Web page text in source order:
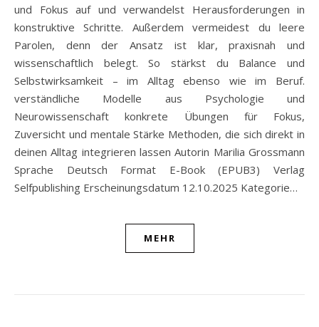
und Fokus auf und verwandelst Herausforderungen in
konstruktive Schritte. Außerdem vermeidest du leere
Parolen, denn der Ansatz ist klar, praxisnah und
wissenschaftlich belegt. So stärkst du Balance und
Selbstwirksamkeit – im Alltag ebenso wie im Beruf.
verständliche Modelle aus Psychologie und
Neurowissenschaft konkrete Übungen für Fokus,
Zuversicht und mentale Stärke Methoden, die sich direkt in
deinen Alltag integrieren lassen Autorin Marilia Grossmann
Sprache Deutsch Format E-Book (EPUB3) Verlag
Selfpublishing Erscheinungsdatum 12.10.2025 Kategorie…
MEHR